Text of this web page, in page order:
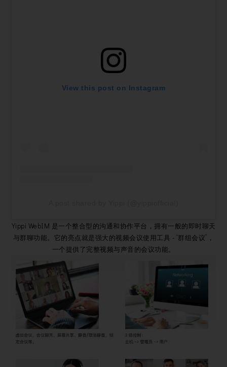
View this post on Instagram
Yippi WebIM 是一个整合型的沟通和协作平台，拥有一般的即时聊天
与群聊功能。它的亮点就是强大的视频会议使用工具 - “群组会议”，
一个提供了完整视频与声音的会议功能。